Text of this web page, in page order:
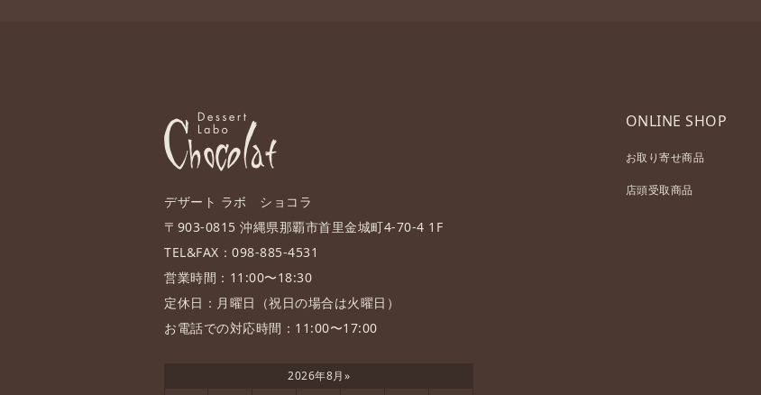
デザート ラボ ショコラ
〒903-0815 沖縄県那覇市首里金城町4-70-4 1F
TEL&FAX：098-885-4531
営業時間：11:00〜18:30
定休日：月曜日（祝日の場合は火曜日）
お電話での対応時間：11:00〜17:00
ONLINE SHOP
お取り寄せ商品
店頭受取商品
2026年8月»